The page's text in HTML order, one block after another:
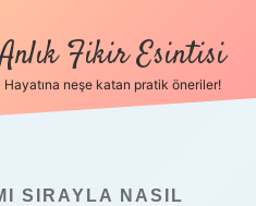
Anlık Fikir Esintisi
Hayatına neşe katan pratik öneriler!
SIRAYLA NASIL